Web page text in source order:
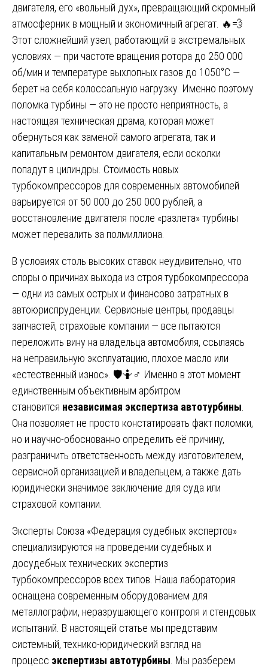
двигателя, его «вольный дух», превращающий скромный
атмосферник в мощный и экономичный агрегат. 🔥💨
Этот сложнейший узел, работающий в экстремальных
условиях — при частоте вращения ротора до 250 000
об/мин и температуре выхлопных газов до 1050°C —
берет на себя колоссальную нагрузку. Именно поэтому
поломка турбины — это не просто неприятность, а
настоящая техническая драма, которая может
обернуться как заменой самого агрегата, так и
капитальным ремонтом двигателя, если осколки
попадут в цилиндры. Стоимость новых
турбокомпрессоров для современных автомобилей
варьируется от 50 000 до 250 000 рублей, а
восстановление двигателя после «разлета» турбины
может перевалить за полмиллиона.
В условиях столь высоких ставок неудивительно, что
споры о причинах выхода из строя турбокомпрессора
— одни из самых острых и финансово затратных в
автоюриспруденции. Сервисные центры, продавцы
запчастей, страховые компании — все пытаются
переложить вину на владельца автомобиля, ссылаясь
на неправильную эксплуатацию, плохое масло или
«естественный износ». 🛡️🤷♂️ Именно в этот момент
единственным объективным арбитром
становится независимая экспертиза автотурбины
Она позволяет не просто констатировать факт поломки,
но и научно-обоснованно определить её причину,
разграничить ответственность между изготовителем,
сервисной организацией и владельцем, а также дать
юридически значимое заключение для суда или
страховой компании.
Эксперты Союза «Федерация судебных экспертов»
специализируются на проведении судебных и
досудебных технических экспертиз
турбокомпрессоров всех типов. Наша лаборатория
оснащена современным оборудованием для
металлографии, неразрушающего контроля и стендовых
испытаний. В настоящей статье мы представим
системный, технико-юридический взгляд на
процесс экспертизы автотурбины . Мы разберем